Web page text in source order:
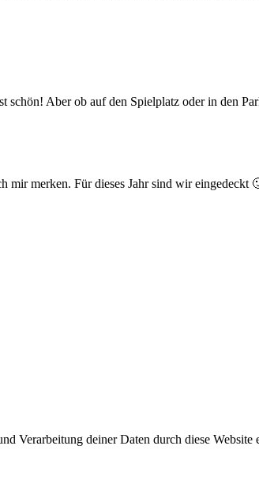
Aber ob auf den Spielplatz oder in den
mir merken. Für dieses Jahr sind wir eingedeckt
Verarbeitung deiner Daten durch diese Website